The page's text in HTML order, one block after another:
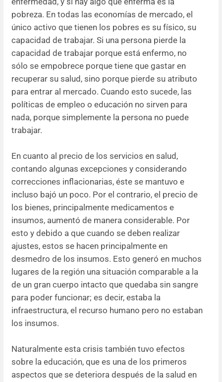
pobreza. En todas las economías de mercado, el
único activo que tienen los pobres es su físico, su
capacidad de trabajar. Si una persona pierde la
capacidad de trabajar porque está enfermo, no
sólo se empobrece porque tiene que gastar en
recuperar su salud, sino porque pierde su atributo
para entrar al mercado. Cuando esto sucede, las
políticas de empleo o educación no sirven para
nada, porque simplemente la persona no puede
trabajar.
En cuanto al precio de los servicios en salud,
contando algunas excepciones y considerando
correcciones inflacionarias, éste se mantuvo e
incluso bajó un poco. Por el contrario, el precio de
los bienes, principalmente medicamentos e
insumos, aumentó de manera considerable. Por
esto y debido a que cuando se deben realizar
ajustes, estos se hacen principalmente en
desmedro de los insumos. Esto generó en muchos
lugares de la región una situación comparable a la
de un gran cuerpo intacto que quedaba sin sangre
para poder funcionar; es decir, estaba la
infraestructura, el recurso humano pero no estaban
los insumos.
Naturalmente esta crisis también tuvo efectos
sobre la educación, que es una de los primeros
aspectos que se deteriora después de la salud en